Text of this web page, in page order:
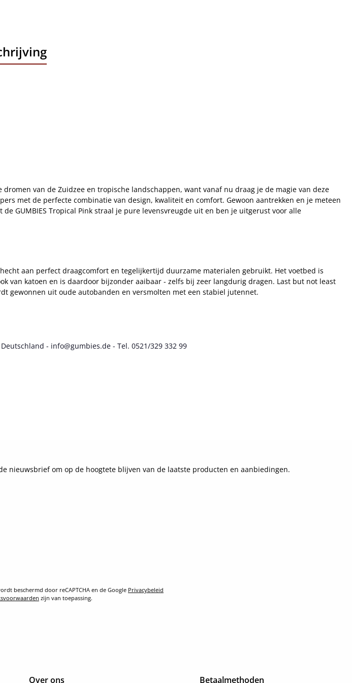
van de Zuidzee en tropische landschappen, want vanaf nu draag je de magie van deze
met de perfecte combinatie van design, kwaliteit en comfort. Gewoon aantrekken en je meteen
GUMBIES Tropical Pink straal je pure levensvreugde uit en ben je uitgerust voor alle
aan perfect draagcomfort en tegelijkertijd duurzame materialen gebruikt. Het voetbed is
van katoen en is daardoor bijzonder aaibaar - zelfs bij zeer langdurig dragen. Last but not least
gewonnen uit oude autobanden en versmolten met een stabiel jutennet.
- info@gumbies.de - Tel. 0521/329 332 99
nieuwsbrief om op de hoogtete blijven van de laatste producten en aanbiedingen.
beschermd door reCAPTCHA en de Google Privacybeleid
zijn van toepassing.
Over ons Betaalmethoden